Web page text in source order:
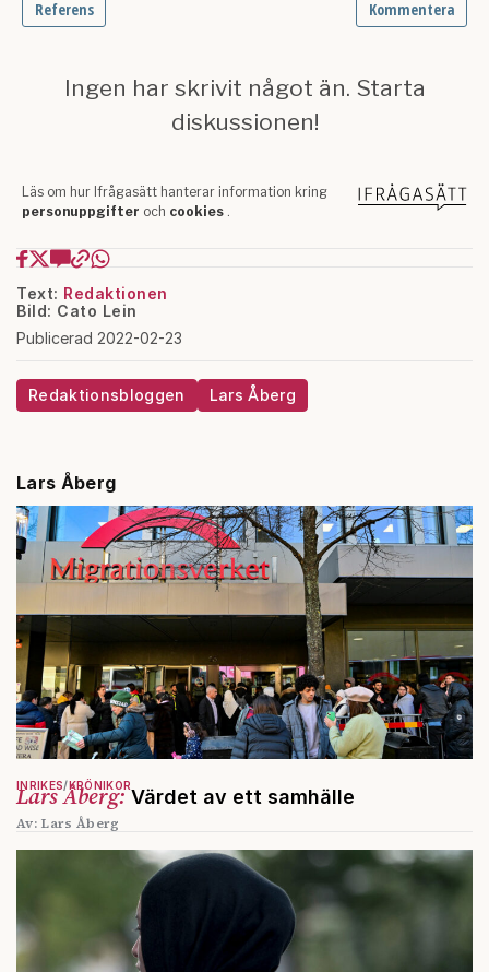
Text: Redaktionen
Bild: Cato Lein
Publicerad 2022-02-23
Redaktionsbloggen Lars Åberg
Lars Åberg
Lars Åberg:Värdet av ett samhälle
INRIKES KRÖNIKOR
Av: Lars Åberg